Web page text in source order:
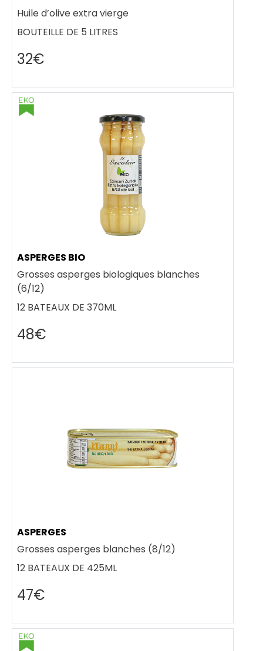
Huile d’olive extra vierge
BOUTEILLE DE 5 LITRES
32€
ASPERGES BIO
Grosses asperges biologiques blanches
(6/12)
12 BATEAUX DE 370ML
48€
ASPERGES
Grosses asperges blanches (8/12)
12 BATEAUX DE 425ML
47€